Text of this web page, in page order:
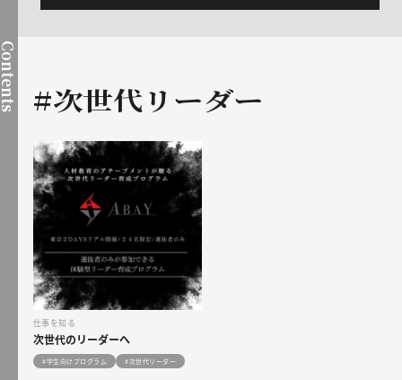
#次世代リーダー
仕事を知る
次世代のリーダーへ
#学生向けプログラム #次世代リーダー